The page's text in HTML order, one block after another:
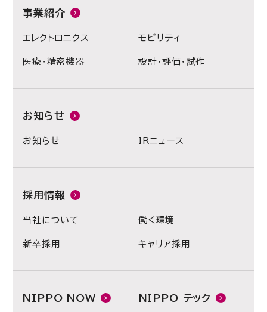
事業紹介
エレクトロニクス モビリティ
医療・精密機器 設計・評価・試作
お知らせ
お知らせ IRニュース
採用情報
当社について 働く環境
新卒採用 キャリア採用
NIPPO NOW NIPPO テック